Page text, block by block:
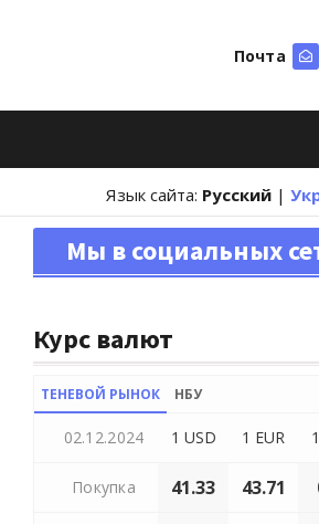
Почта
Язык сайта: Русский |
Мы в социальных
Курс валют
ТЕНЕВОЙ РЫНОК НБУ
02.12.2024 1 USD 1 EUR
Покупка 41.33 43.71